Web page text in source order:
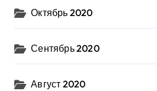
Октябрь 2020
Сентябрь 2020
Август 2020